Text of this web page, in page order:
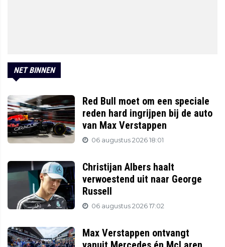
NET BINNEN
Red Bull moet om een speciale
reden hard ingrijpen bij de auto
van Max Verstappen
06 augustus 2026 18:01
Christijan Albers haalt
verwoestend uit naar George
Russell
06 augustus 2026 17:02
Max Verstappen ontvangt